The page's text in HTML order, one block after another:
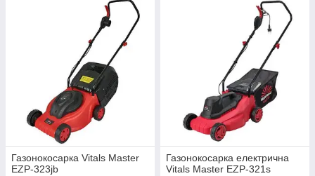
Газонокосарка Vitals Master
EZP-323jb
Газонокосарка електрична
Vitals Master EZP-321s